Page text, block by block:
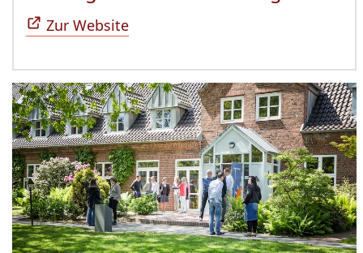
Zur Website